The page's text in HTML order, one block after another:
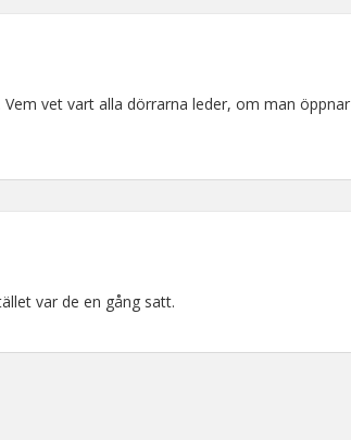
vet vart alla dörrarna leder, om man öppnar
var de en gång satt.